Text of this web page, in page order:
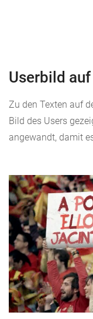
Userbild
Zu den Texten auf
Bild des Users
angewandt, damit